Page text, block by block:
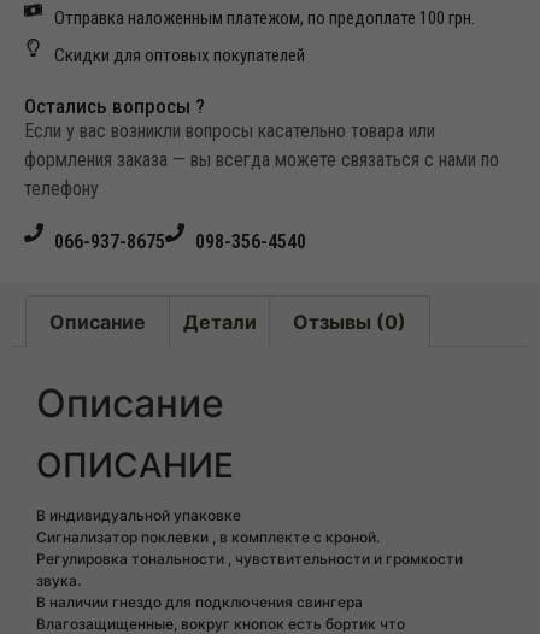
Отправка наложенным платежом, по предоплате 100 грн.
Скидки для оптовых покупателей
Остались вопросы ?
Если у вас возникли вопросы касательно товара или
формления заказа — вы всегда можете связаться с нами по
телефону
066-937-8675 098-356-4540
Описание Детали Отзывы (0)
Описание
ОПИСАНИЕ
В индивидуальной упаковке
Сигнализатор поклевки , в комплекте с кроной.
Регулировка тональности , чувствительности и громкости
звука.
В наличии гнездо для подключения свингера
Влагозащищенные, вокруг кнопок есть бортик что